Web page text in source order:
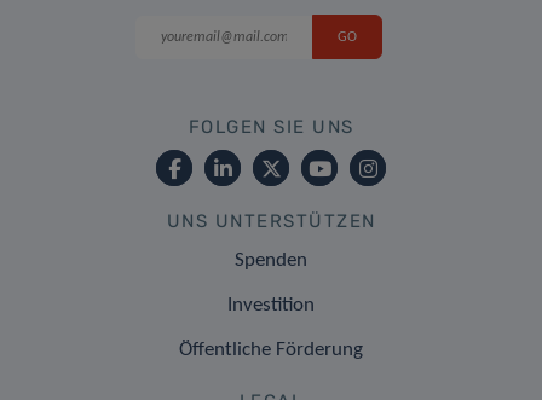
FOLGEN SIE UNS
UNS UNTERSTÜTZEN
Spenden
Investition
Öffentliche Förderung